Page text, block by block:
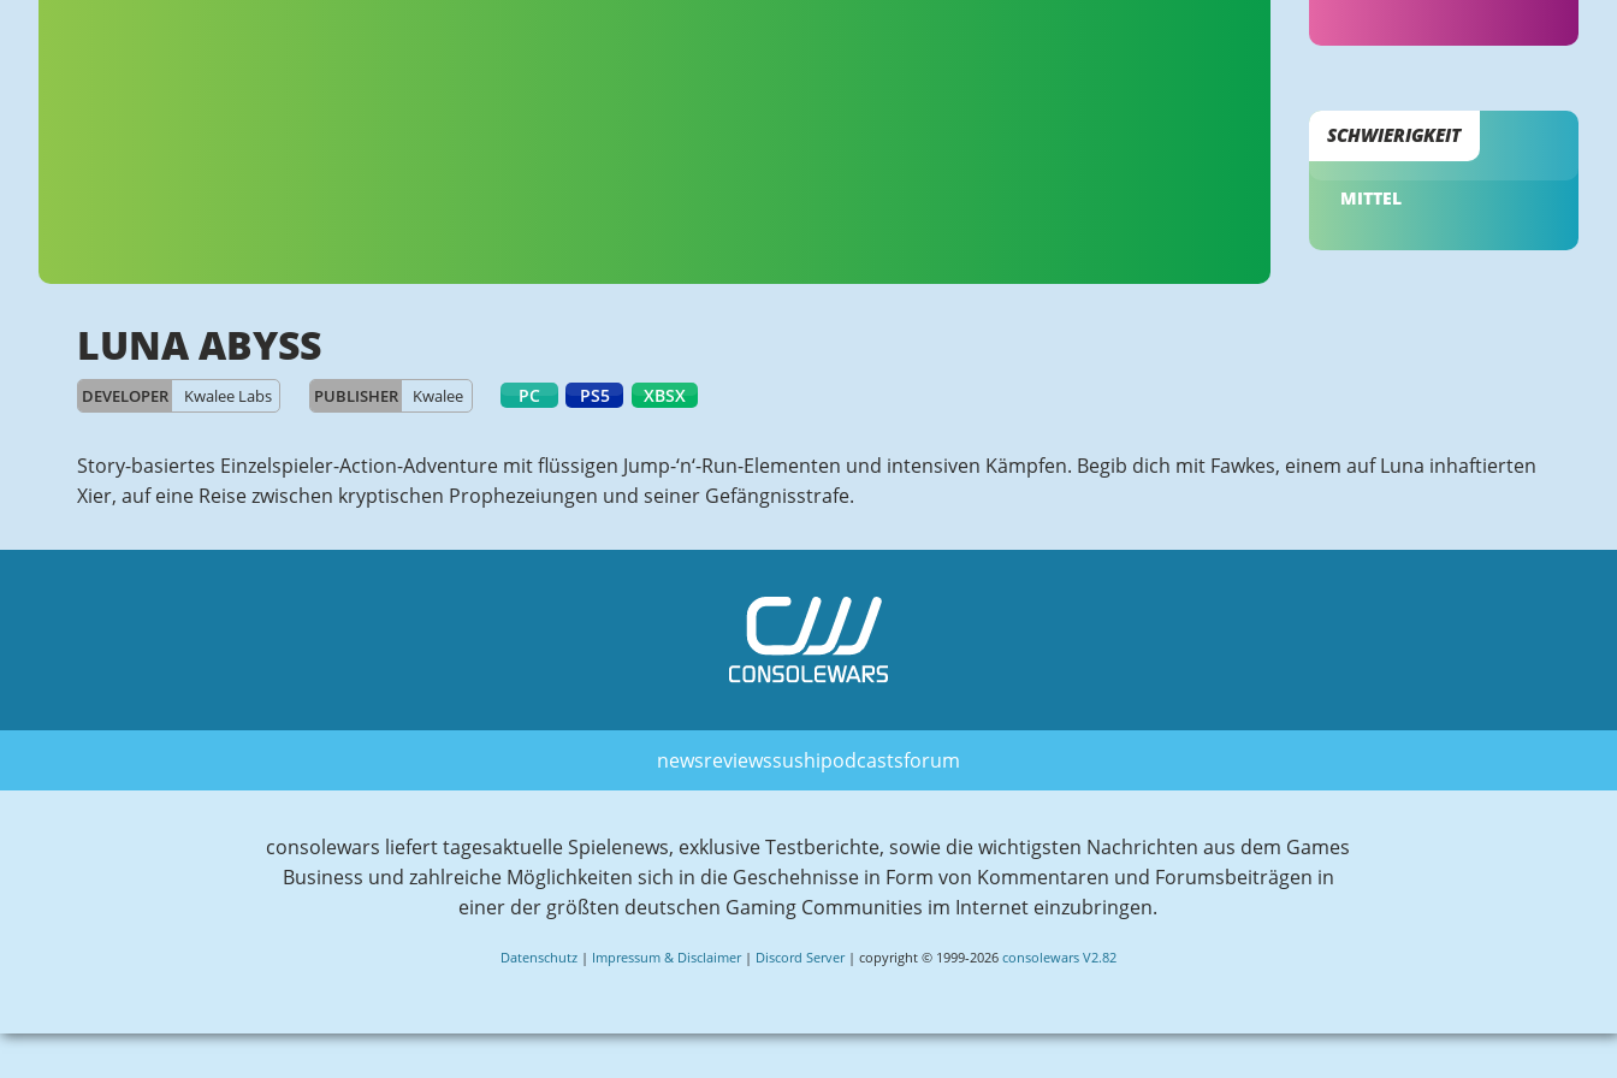
SCHWIERIGKEIT
MITTEL
LUNA ABYSS
DEVELOPER Kwalee Labs PUBLISHER Kwalee PC PS5 XBSX
Story-basiertes Einzelspieler-Action-Adventure mit flüssigen Jump-‘n‘-Run-Elementen und intensiven Kämpfen. Begib dich mit Fawkes, einem auf Luna inhaftierten
Xier, auf eine Reise zwischen kryptischen Prophezeiungen und seiner Gefängnisstrafe.
newsreviewssushipodcastsforum
consolewars liefert tagesaktuelle Spielenews, exklusive Testberichte, sowie die wichtigsten Nachrichten aus dem Games
Business und zahlreiche Möglichkeiten sich in die Geschehnisse in Form von Kommentaren und Forumsbeiträgen in
einer der größten deutschen Gaming Communities im Internet einzubringen.
Datenschutz| Impressum & Disclaimer| Discord Server| copyright © 1999-2026 consolewars V2.82